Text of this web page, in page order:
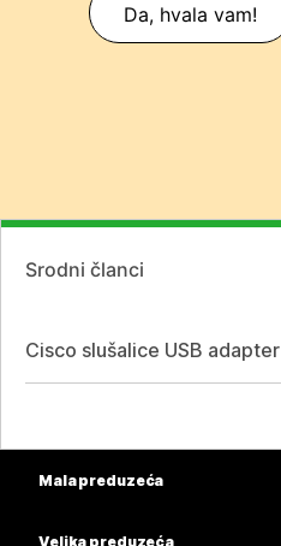
Da, hvala vam!
Srodni članci
Cisco slušalice USB adapter
Mala preduzeća
Velika preduzeća